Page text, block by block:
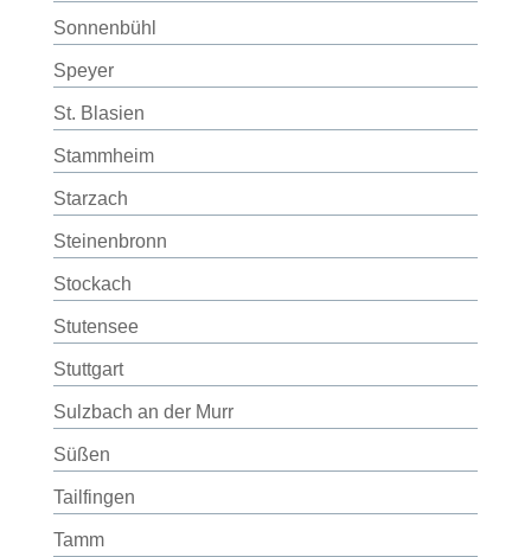
Sonnenbühl
Speyer
St. Blasien
Stammheim
Starzach
Steinenbronn
Stockach
Stutensee
Stuttgart
Sulzbach an der Murr
Süßen
Tailfingen
Tamm